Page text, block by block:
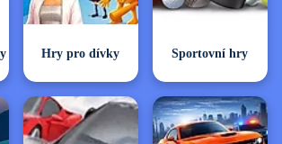
Hry pro dívky Sportovní hry